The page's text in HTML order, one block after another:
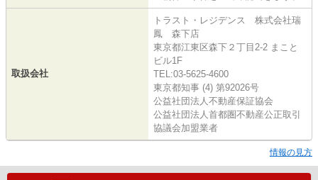
取扱会社
トラスト・レジデンス 株式会社瑞
鳳 森下店
東京都江東区森下２丁目2-2 まこと
ビル1F
TEL:03-5625-4600
東京都知事 (4) 第92026号
公益社団法人不動産保証協会
公益社団法人首都圏不動産公正取引
協議会加盟業者
情報の見方